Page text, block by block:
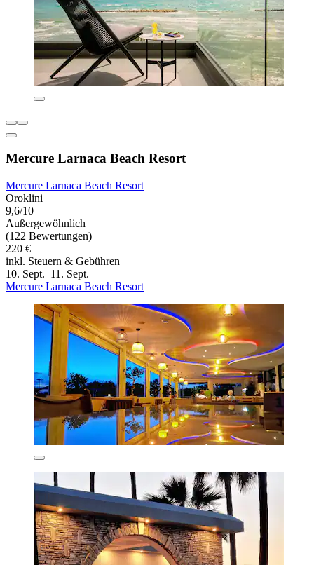
Mercure Larnaca Beach Resort
Mercure Larnaca Beach Resort
Oroklini
9,6/10
Außergewöhnlich
(122 Bewertungen)
220 €
inkl. Steuern & Gebühren
10. Sept.–11. Sept.
Mercure Larnaca Beach Resort